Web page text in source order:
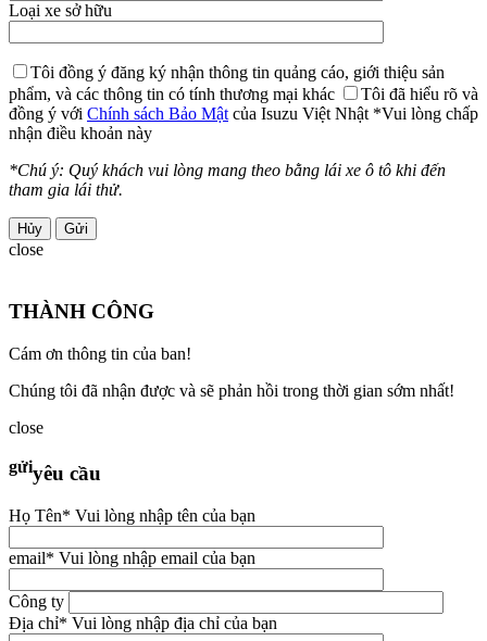
Loại xe sở hữu
Tôi đồng ý đăng ký nhận thông tin quảng cáo, giới thiệu sản
phẩm, và các thông tin có tính thương mại khác
Tôi đã hiểu rõ và
đồng ý với Chính sách Bảo Mật của Isuzu Việt Nhật *Vui lòng chấp
nhận điều khoản này
*Chú ý: Quý khách vui lòng mang theo bằng lái xe ô tô khi đến
tham gia lái thử.
Hủy
close
THÀNH CÔNG
Cám ơn thông tin của ban!
Chúng tôi đã nhận được và sẽ phản hồi trong thời gian sớm nhất!
close
gửiyêu cầu
Họ Tên* Vui lòng nhập tên của bạn
email* Vui lòng nhập email của bạn
Công ty
Địa chỉ* Vui lòng nhập địa chỉ của bạn